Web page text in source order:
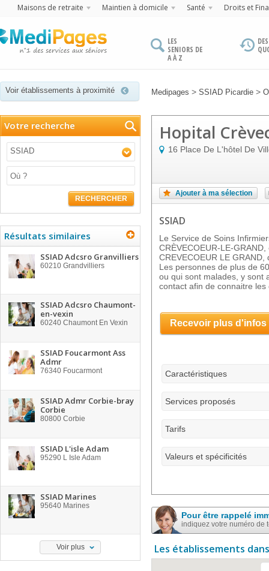
Maisons de retraite Maintien à domicile Santé Droits et
LES
SENIORS DE
A À Z
Voir établissements à proximité Medipages > SSIAD Picardie >
Votre recherche
SSIAD
RECHERCHER
Résultats similaires
SSIAD Adcsro Granvilliers
60210 Grandvilliers
SSIAD Adcsro Chaumont-
en-vexin
60240 Chaumont En Vexin
SSIAD Foucarmont Ass
Admr
76340 Foucarmont
SSIAD Admr Corbie-bray
Corbie
80800 Corbie
SSIAD L'isle Adam
95290 L Isle Adam
SSIAD Marines
95640 Marines
Voir plus
Hopital
16 Place De L'hôtel De
Ajouter à ma sélection
SSIAD
Le Service de Soins
CRÈVECOEUR-LE-
CREVECOEUR LE
Les personnes de plus de
ou qui sont malades, y sont
contact afin de connaitre les
Recevoir plus d'infos
Caractéristiques
Services proposés
Tarifs
Valeurs et spécificités
Pour être rappelé
indiquez votre numéro de
Les établissements